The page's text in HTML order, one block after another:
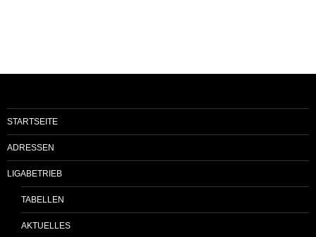
STARTSEITE
ADRESSEN
LIGABETRIEB
TABELLEN
AKTUELLES